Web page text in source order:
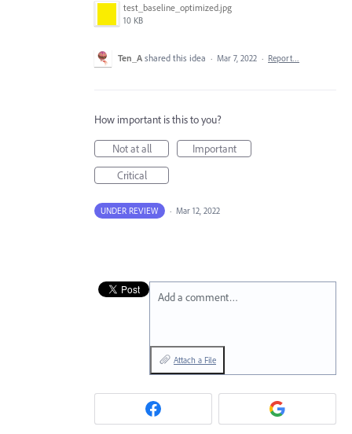
test_baseline_optimized.jpg
10 KB
Ten_A shared this idea · Mar 7, 2022 · Report…
How important is this to you?
Not at all
Important
Critical
UNDER REVIEW · Mar 12, 2022
Add a comment…
Attach a File